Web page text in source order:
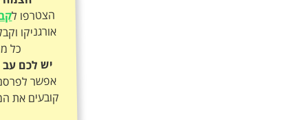
הצטרפו ל
כל
יש לכם עב
אפשר
קובעים את